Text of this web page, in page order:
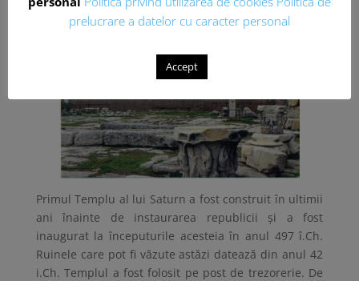
Primul Templu al lui Saturn a fost construit în ultimii
ani înainte de instaurarea republicii și a fost
inaugurat la începuturile acesteia în anul 497 î.Ch.
Ruinele care pot fi văzute astăzi datează din anul 42
i.Ch. Templul a fost folosit pe post de trezorerie. De
prelucrare a datelor cu caracter personal
Accept